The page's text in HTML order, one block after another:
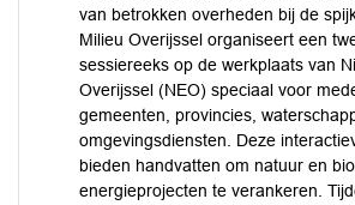
van betrokken overheden bij de
Milieu Overijssel organiseert een
sessiereeks op de werkplaats van
Overijssel (NEO) speciaal voor
gemeenten, provincies,
omgevingsdiensten. Deze
bieden handvatten om natuur en
energieprojecten te verankeren.